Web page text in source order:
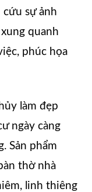
sự ảnh
quanh
phúc họa
làm đẹp
ngày càng
Sản phẩm
thờ nhà
linh thiêng